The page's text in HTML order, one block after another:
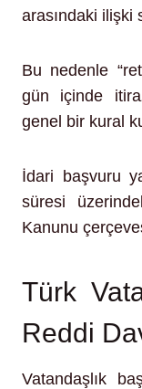
arasındaki ilişki
Bu nedenle
gün içinde
genel bir kural
İdari başvuru
süresi
Kanunu
Türk
Reddi
Vatandaşlık